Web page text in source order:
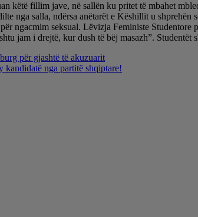
këtë fillim jave, në sallën ku pritet të mbahet
nga salla, ndërsa anëtarët e Këshillit u
ngacmim seksual. Lëvizja Feministe
jam i drejtë, kur dush të bëj masazh”. Studentët
për gjashtë të akuzuarit
kandidatë nga partitë shqiptare!